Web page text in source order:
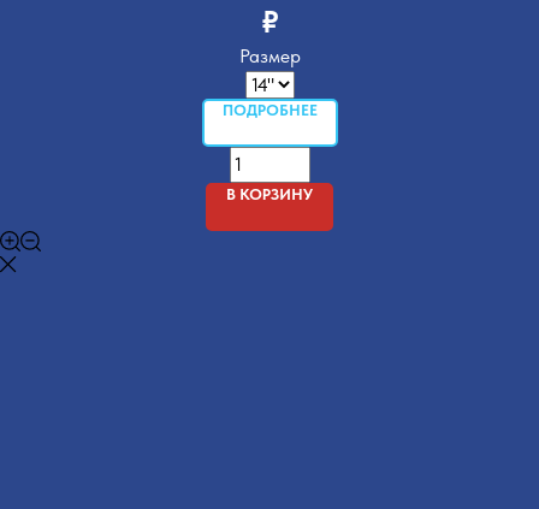
₽
Размер
ПОДРОБНЕЕ
В КОРЗИНУ